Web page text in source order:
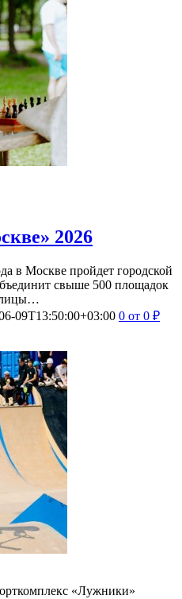
2026
в Москве пройдет городской
свыше 500 площадок
09T13:50:00+03:00 0 от 0 ₽
«Лужники»